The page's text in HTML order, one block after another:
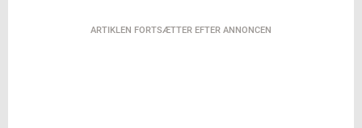
ARTIKLEN FORTSÆTTER EFTER ANNONCEN